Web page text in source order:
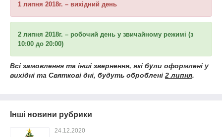
1 липня 2018г. – вихідний день
2 липня 2018г. – робочий день у звичайному режимі (з
10:00 до 20:00)
Всі замовлення та інші звернення, які були оформлені у
вихідні та Святкові дні, будуть оброблені 2 липня.
Інші новини рубрики
24.12.2020